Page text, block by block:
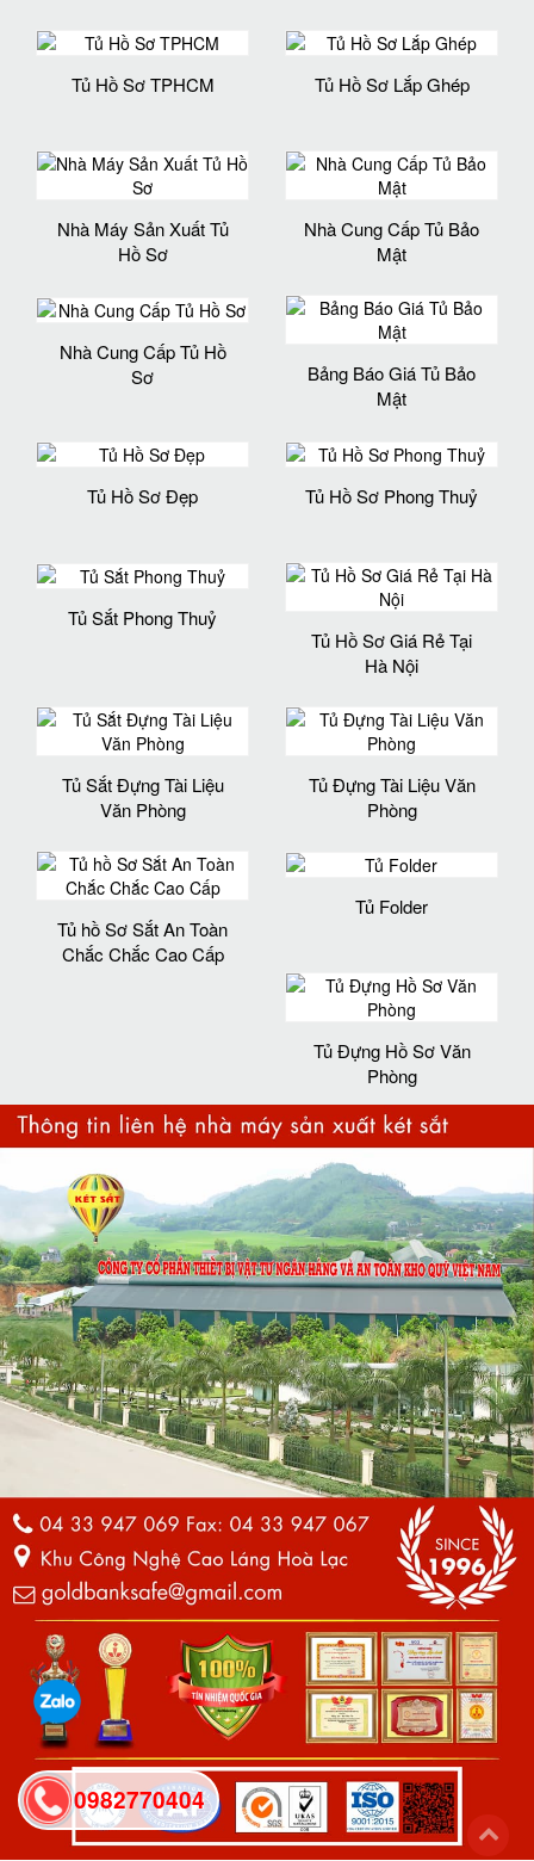
Tủ Hồ Sơ TPHCM Tủ Hồ Sơ Lắp Ghép
Nhà Máy Sản Xuất Tủ
Hồ Sơ
Nhà Cung Cấp Tủ Bảo
Mật
Nhà Cung Cấp Tủ Hồ
Sơ
Bảng Báo Giá Tủ Bảo
Mật
Tủ Hồ Sơ Đẹp Tủ Hồ Sơ Phong Thuỷ
Tủ Sắt Phong Thuỷ
Tủ Hồ Sơ Giá Rẻ Tại
Hà Nội
Tủ Sắt Đựng Tài Liệu
Văn Phòng
Tủ Đựng Tài Liệu Văn
Phòng
Tủ hồ Sơ Sắt An Toàn
Chắc Chắc Cao Cấp
Tủ Folder
Tủ Đựng Hồ Sơ Văn
Phòng
0982770404